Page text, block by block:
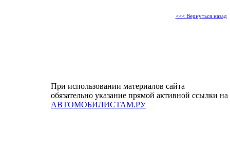
<<< Вернуться назад
При использовании материалов сайта
обязательно указание прямой активной ссылки на
АВТОМОБИЛИСТАМ.РУ